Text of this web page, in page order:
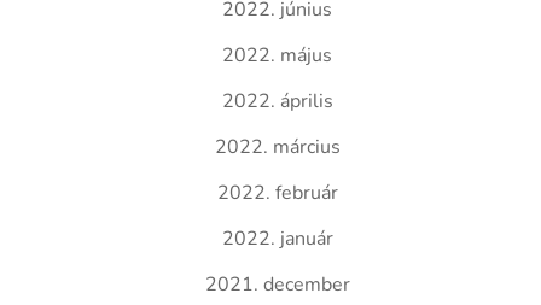
2022. június
2022. május
2022. április
2022. március
2022. február
2022. január
2021. december